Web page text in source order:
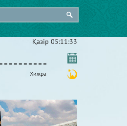
Қазір 05:11:34
Хижра